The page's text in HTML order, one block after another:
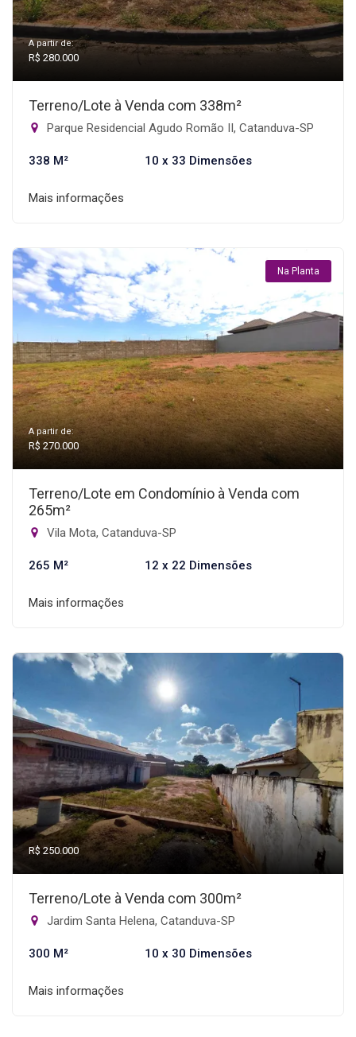
A partir de:
R$ 280.000
Terreno/Lote à Venda com 338m²
Parque Residencial Agudo Romão II, Catanduva-SP
338 M² 10 x 33 Dimensões
Mais informações
Na Planta
A partir de:
R$ 270.000
Terreno/Lote em Condomínio à Venda com
265m²
Vila Mota, Catanduva-SP
265 M² 12 x 22 Dimensões
Mais informações
R$ 250.000
Terreno/Lote à Venda com 300m²
Jardim Santa Helena, Catanduva-SP
300 M² 10 x 30 Dimensões
Mais informações